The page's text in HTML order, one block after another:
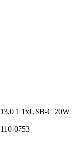
1 1xUSB-C 20W
0753